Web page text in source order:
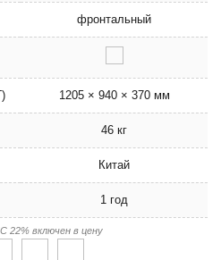
фронтальный
1205 × 940 × 370 мм
46 кг
Китай
1 год
22% включен в цену